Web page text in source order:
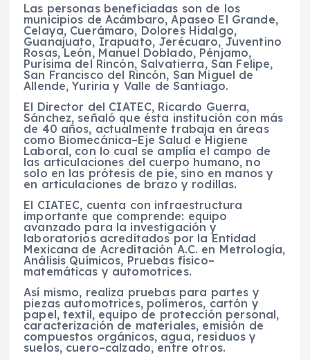
Las personas beneficiadas son de los
municipios de Acámbaro, Apaseo El Grande,
Celaya, Cuerámaro, Dolores Hidalgo,
Guanajuato, Irapuato, Jerécuaro, Juventino
Rosas, León, Manuel Doblado, Pénjamo,
Purísima del Rincón, Salvatierra, San Felipe,
San Francisco del Rincón, San Miguel de
Allende, Yuriria y Valle de Santiago.
El Director del CIATEC, Ricardo Guerra,
Sánchez, señaló que ésta institución con más
de 40 años, actualmente trabaja en áreas
como Biomecánica–Eje Salud e Higiene
Laboral, con lo cual se amplía el campo de
las articulaciones del cuerpo humano, no
solo en las prótesis de pie, sino en manos y
en articulaciones de brazo y rodillas.
El CIATEC, cuenta con infraestructura
importante que comprende: equipo
avanzado para la investigación y
laboratorios acreditados por la Entidad
Mexicana de Acreditación A.C. en Metrología,
Análisis Químicos, Pruebas físico–
matemáticas y automotrices.
Así mismo, realiza pruebas para partes y
piezas automotrices, polímeros, cartón y
papel, textil, equipo de protección personal,
caracterización de materiales, emisión de
compuestos orgánicos, agua, residuos y
suelos, cuero–calzado, entre otros.